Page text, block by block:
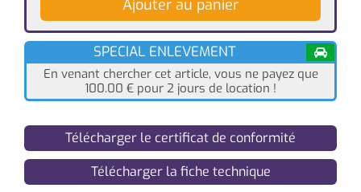
Ajouter au panier
SPECIAL ENLEVEMENT
En venant chercher cet article, vous ne payez que
100.00 € pour 2 jours de location !
Télécharger le certificat de conformité
Télécharger la fiche technique